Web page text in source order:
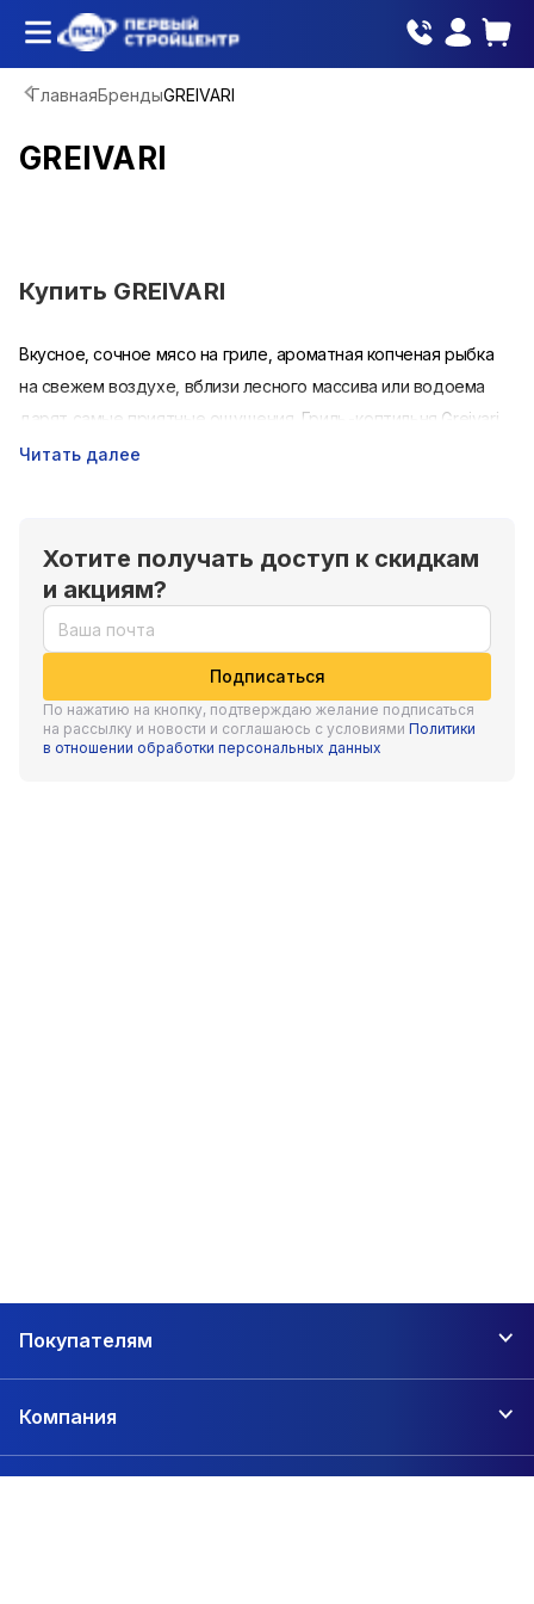
ГлавнаяБрендыGREIVARI
GREIVARI
Купить GREIVARI
Вкусное, сочное мясо на гриле, ароматная копченая рыбка
на свежем воздухе, вблизи лесного массива или водоема
дарят самые приятные ощущения. Гриль-коптильня Greivari
позволит приготовить вкусную пищу на открытом воздухе с
практичных решений. Их отличает качественное, надежное
исполнение. Все продумано для самого безопасного
использования. Грейвари грили позволят почувствовать себя
настоящим поваром.
У нас можно купить Greivari Weekend в требуемой
комплектации по лучшей стоимости. Подберем подходящий
вариант для приготовления мяса, плова, рыбы, овощей.
Читать далее
Хотите получать доступ к скидкам
и акциям?
Подписаться
По нажатию на кнопку, подтверждаю желание подписаться
на рассылку и новости и соглашаюсь с условиями Политики
в отношении обработки персональных данных
Покупателям
Компания